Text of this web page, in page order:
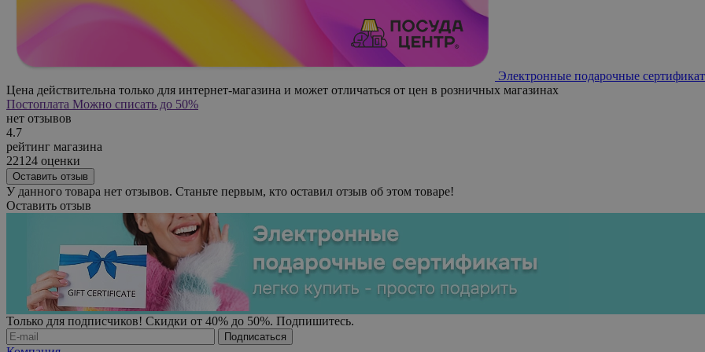
Электронные подарочные
Цена действительна только для интернет-магазина и может отличаться от цен в розничных магазинах
Постоплата Можно списать до 50%
нет отзывов
4.7
рейтинг магазина
22124 оценки
Оставить отзыв
У данного товара нет отзывов. Станьте первым, кто оставил отзыв об этом товаре!
Оставить отзыв
Только для подписчиков! Скидки от 40% до 50%. Подпишитесь.